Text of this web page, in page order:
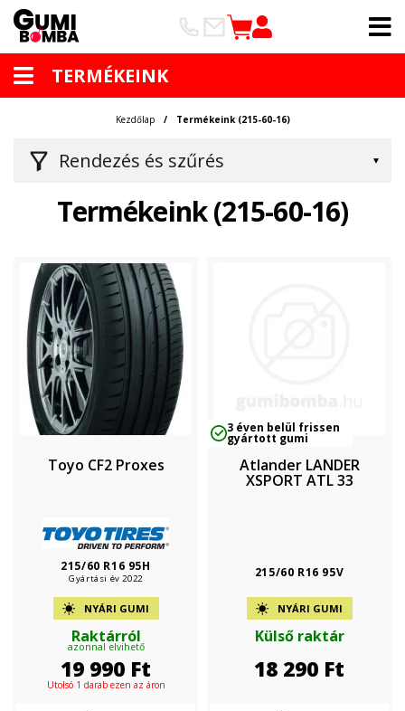
TERMÉKEINK
Rendezés és szűrés
Kezdőlap Termékeink (215-60-16)
Termékeink (215-60-16)
Toyo CF2 Proxes
215/60 R16 95H
Gyártási év 2022
NYÁRI GUMI
Raktárról
azonnal elvihető
19 990 Ft
Utolsó 1 darab ezen az áron
3 éven belül frissen
gyártott gumi
Atlander LANDER
XSPORT ATL 33
215/60 R16 95V
NYÁRI GUMI
Külső raktár
18 290 Ft